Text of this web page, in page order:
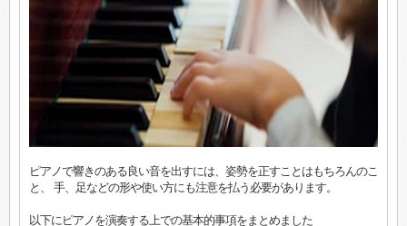
ピアノで響きのある良い音を出すには、姿勢を正すことはもちろんのこ
と、 手、足などの形や使い方にも注意を払う必要があります。
以下にピアノを演奏する上での基本的事項をまとめました